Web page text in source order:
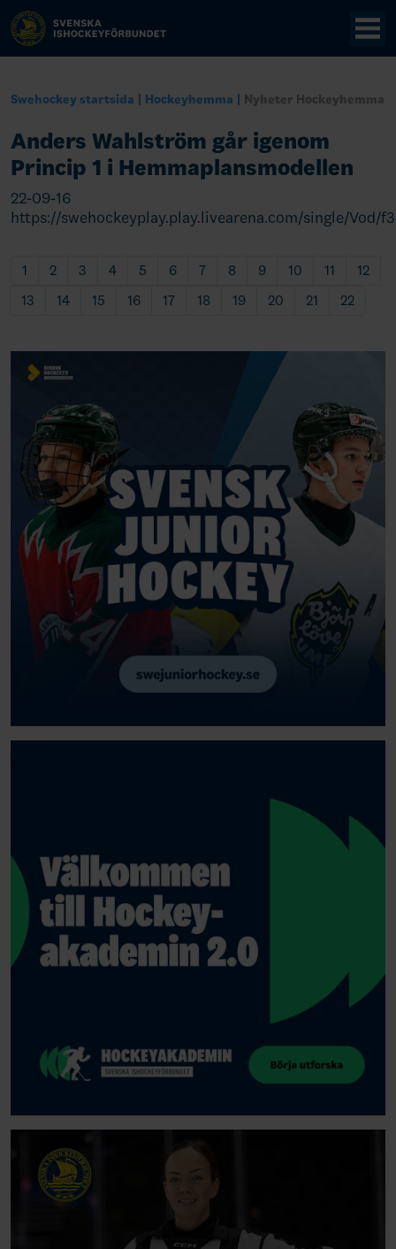
Swehockey startsida Hockeyhemma Nyheter Hockeyhemma
Anders Wahlström går igenom
Princip 1 i Hemmaplansmodellen
22-09-16
https://swehockeyplay.play.livearena.com/single/Vod/
1 2 3 4 5 6 7 8 9 10 11
12
13
14 15 16 17 18 19 20 21 22